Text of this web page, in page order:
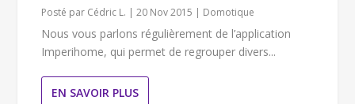
Posté par Cédric L. |20 Nov 2015 | Domotique
Nous vous parlons régulièrement de l’application
Imperihome, qui permet de regrouper divers...
EN SAVOIR PLUS